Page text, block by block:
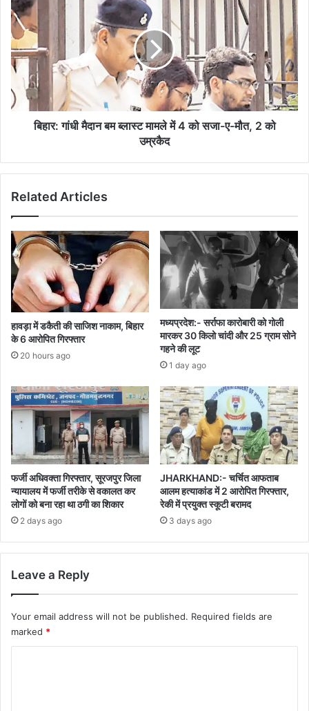
करेंगे
बड़ा
खुलासा
गांधी
मैदान
बम
ब्लास्ट
मामले
4
को
उम्रकैद
बिहार: गांधी मैदान बम ब्लास्ट मामले में 4 को सजा-ए-मौत, 2 को
उम्रकैद
Related Articles
हावड़ा में डकैती की साजिश नाकाम, बिहार
के 6 आरोपित गिरफ्तार
20 hours ago
मध्यप्रदेश:- सर्राफा कारोबारी को गोली
मारकर 30 किलो चांदी और 25 ग्राम सोने
गहने की लूट
1 day ago
फर्जी अधिवक्ता गिरफ्तार, सूरजपुर जिला
न्यायालय में फर्जी तरीके से वकालत कर
लोगों को बना रहा था ठगी का शिकार
2 days ago
JHARKHAND:- चर्चित आफताब
आलम हत्याकांड में 2 आरोपित गिरफ्तार,
रेकी में प्रयुक्त स्कूटी बरामद
3 days ago
Leave a Reply
Your email address will not be published. Required fields are
marked *